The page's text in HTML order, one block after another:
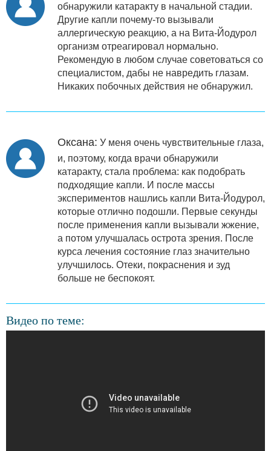
обнаружили катаракту в начальной стадии.
Другие капли почему-то вызывали
аллергическую реакцию, а на Вита-Йодурол
организм отреагировал нормально.
Рекомендую в любом случае советоваться со
специалистом, дабы не навредить глазам.
Никаких побочных действия не обнаружил.
Оксана: У меня очень чувствительные глаза,
и, поэтому, когда врачи обнаружили
катаракту, стала проблема: как подобрать
подходящие капли. И после массы
экспериментов нашлись капли Вита-Йодурол,
которые отлично подошли. Первые секунды
после применения капли вызывали жжение,
а потом улучшалась острота зрения. После
курса лечения состояние глаз значительно
улучшилось. Отеки, покраснения и зуд
больше не беспокоят.
Видео по теме: